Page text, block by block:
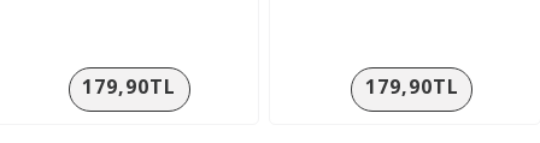
179,90TL 179,90TL